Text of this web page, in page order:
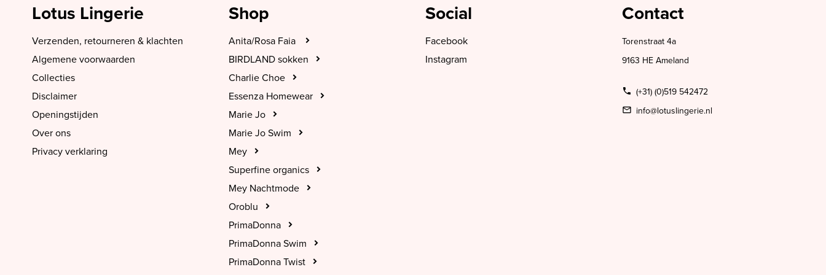
SALE PrimaDonna
SALE PrimaDonna Twist
SALE PrimaDonna Swim
SALE Ten Cate
Lotus Lingerie
Verzenden, retourneren & klachten
Algemene voorwaarden
Collecties
Disclaimer
Openingstijden
Over ons
Privacy verklaring
Shop
Anita/Rosa Faia
BIRDLAND sokken
Charlie Choe
Essenza Homewear
Marie Jo
Marie Jo Swim
Mey
Superfine organics
Mey Nachtmode
Oroblu
PrimaDonna
PrimaDonna Swim
PrimaDonna Twist
Social
Facebook
Instagram
Contact
Torenstraat 4a
9163 HE Ameland
(+31) (0)519 542472
info@lotuslingerie.nl